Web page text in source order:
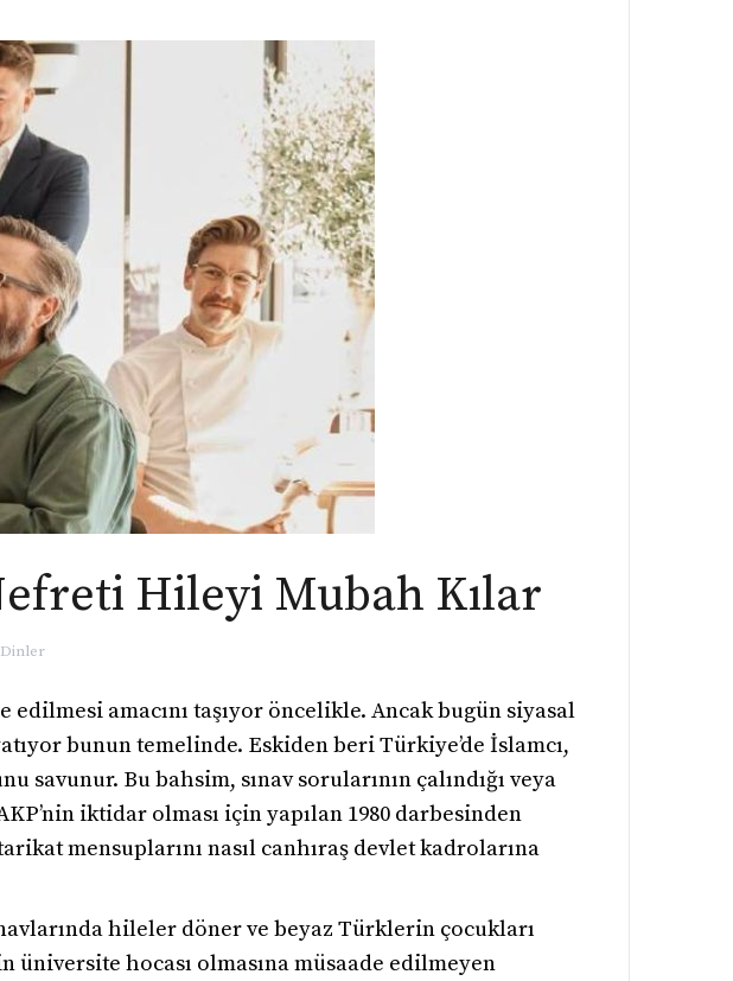
Hileyi Mubah Kılar
amacını taşıyor öncelikle. Ancak bugün siyasal
bunun temelinde. Eskiden beri Türkiye’de İslamcı,
Bu bahsim, sınav sorularının çalındığı veya
iktidar olması için yapılan 1980 darbesinden
mensuplarını nasıl canhıraş devlet kadrolarına
hileler döner ve beyaz Türklerin çocukları
hocası olmasına müsaade edilmeyen